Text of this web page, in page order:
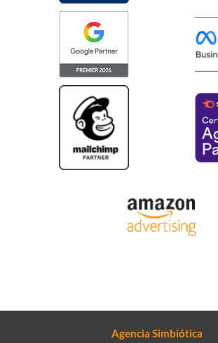
Agencia Simbiótica